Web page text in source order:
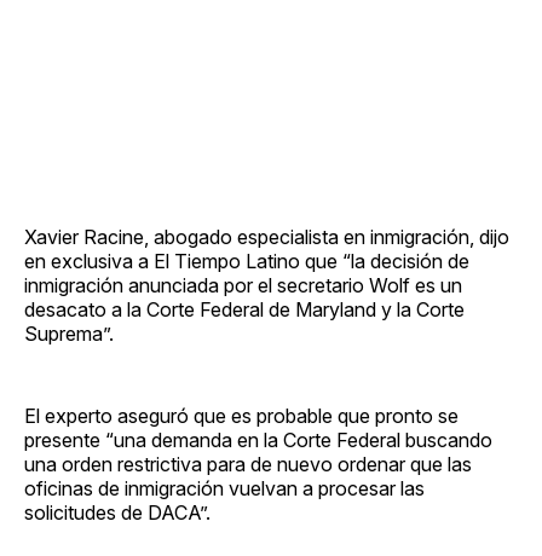
Xavier Racine, abogado especialista en inmigración, dijo
en exclusiva a El Tiempo Latino que “la decisión de
inmigración anunciada por el secretario Wolf es un
desacato a la Corte Federal de Maryland y la Corte
Suprema”.
El experto aseguró que es probable que pronto se
presente “una demanda en la Corte Federal buscando
una orden restrictiva para de nuevo ordenar que las
oficinas de inmigración vuelvan a procesar las
solicitudes de DACA”.